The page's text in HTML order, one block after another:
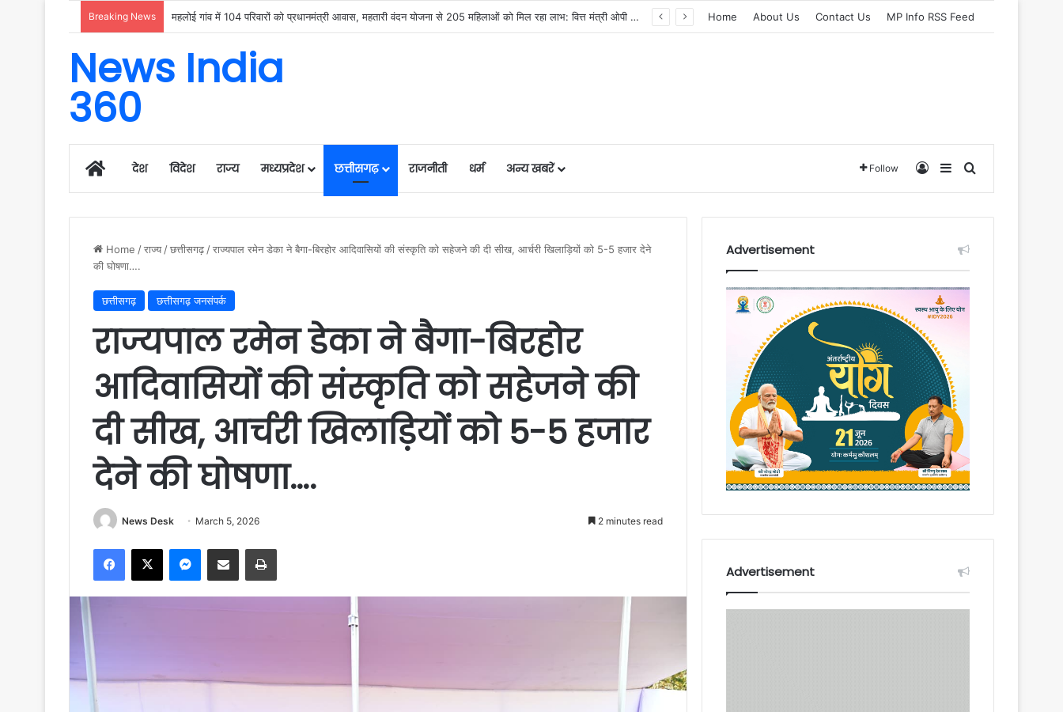
Breaking News उदंती-सीतानदी में शुरू हुआ स्मार्ट सर्विलांस सिस्टम -एआई तकनीक से वन और वन्यजीवों की 24X7 निगरानी…. Home About Us Contact Us MP Info RSS Feed
News India
360
Homeदेश विदेश राज्य मध्यप्रदेश छत्तीसगढ़ राजनीती धर्म अन्य खबरें Follow Log InSidebarSearch for
Home /राज्य /छत्तीसगढ़ /राज्यपाल रमेन डेका ने बैगा-बिरहोर आदिवासियों की संस्कृति को सहेजने की दी सीख, आर्चरी खिलाड़ियों को 5-5 हजार देने
की घोषणा….
छत्तीसगढ़ छत्तीसगढ़ जनसंपर्क
राज्यपाल रमेन डेका ने बैगा-बिरहोर
आदिवासियों की संस्कृति को सहेजने की
दी सीख, आर्चरी खिलाड़ियों को 5-5 हजार
देने की घोषणा….
News Desk March 5, 2026 2 minutes read
Facebook
X Messenger
Share via Email Print
Advertisement
Advertisement